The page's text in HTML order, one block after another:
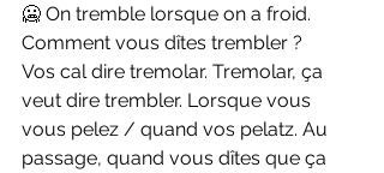
🥶 On tremble lorsque on a froid.
Comment vous dîtes trembler ?
Vos cal dire tremolar. Tremolar, ça
veut dire trembler. Lorsque vous
vous pelez / quand vos pelatz. Au
passage, quand vous dîtes que ça